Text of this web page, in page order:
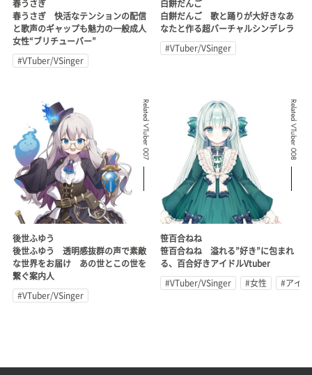
春うさぎ
春うさぎ 快活なテンションの配信
と歌声のギャップも魅力の一般成人
女性“ブリチューバー”
#VTuber/VSinger
白餅だんご
白餅だんご 歌と踊りが大好きなあ
なたと作る超バーチャルシンデレラ
#VTuber/VSinger
Related VTuber 007
後世ふゆう
後世ふゆう 透明感抜群の声で素敵
な世界をお届け あの世とこの世を
繋ぐ案内人
#VTuber/VSinger
Related VTuber 008
笹百合ねね
笹百合ねね 溢れる”好き”に包まれ
る、百合好きアイドルVtuber
#VTuber/VSinger
#女性 #アイ